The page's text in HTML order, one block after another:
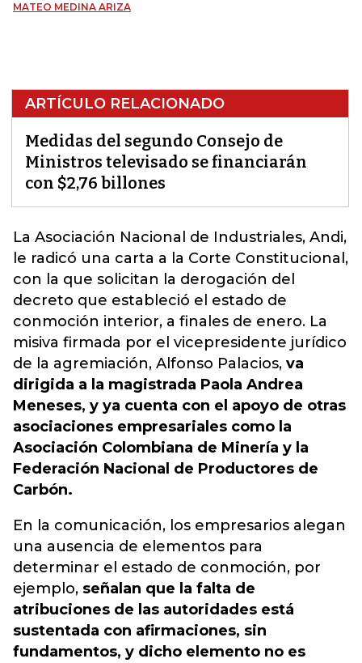
MATEO MEDINA ARIZA
ARTÍCULO RELACIONADO
Medidas del segundo Consejo de
Ministros televisado se financiarán
con $2,76 billones
La Asociación Nacional de Industriales, Andi,
le radicó una carta a la Corte Constitucional,
con la que solicitan la derogación del
decreto que estableció el estado de
conmoción interior, a finales de enero. La
misiva firmada por el vicepresidente jurídico
de la agremiación, Alfonso Palacios, va
dirigida a la magistrada Paola Andrea
Meneses, y ya cuenta con el apoyo de otras
asociaciones empresariales como la
Asociación Colombiana de Minería y la
Federación Nacional de Productores de
Carbón.
En la comunicación, los empresarios alegan
una ausencia de elementos para
determinar el estado de conmoción, por
ejemplo, señalan que la falta de
atribuciones de las autoridades está
sustentada con afirmaciones, sin
fundamentos, y dicho elemento no es